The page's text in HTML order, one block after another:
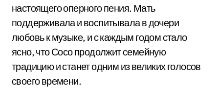
настоящего оперного пения. Мать
поддерживала и воспитывала в дочери
любовь к музыке, и с каждым годом стало
ясно, что Сосо продолжит семейную
традицию и станет одним из великих голосов
своего времени.